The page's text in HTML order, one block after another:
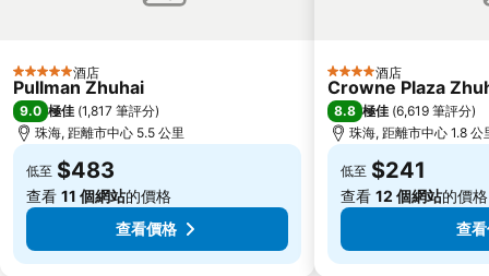
Zhuhai xiangzhou coach station
Chimelong International Ocean Tourist Resort
Tung Chung Metro Station
CityGate Outlet
圓明新園
井岸
總統娛樂場
5 星級 酒店
Pullman Zhuhai
9.0 極佳 (1,817 筆評分)
珠海, 距離市中心 5.5 公里
低至 $483
查看 11 個網站的價格
查看價格
4 星級 酒店
Crowne Plaza
8.8 極佳 (6,619 筆評分)
珠海, 距離市中心 1.8 公
低至 $241
查看 12 個網站的價格
查